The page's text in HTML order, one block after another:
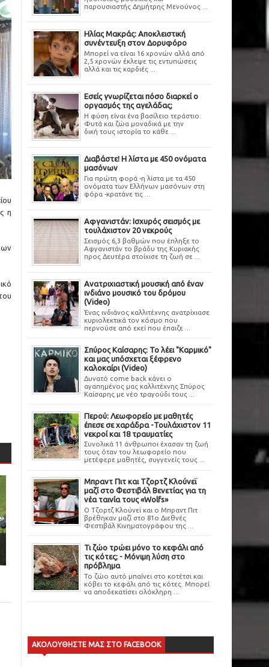
η
παρουσιαστής Δημήτρης Μενούνος ...
Ηλίας Μακράς: Αποκλειστική
συνέντευξη στον Δορυφόρο
Μπορεί να είναι 16 χρονών αλλά από
2,5 χρονών έκλεψε τις εντυπώσεις
αλλά και τις καρδιές ...
Εσείς γνωρίζεται πόσο διαρκεί ο
οργασμός της αγελάδας;
Η φύση είναι ένα βασίλειο τεράστιο.
Φυτά και ζώα μοναδικά με την
δική τους ιστορία το κάθε ...
Διαβάστε! Η λίστα με 450 ονόματα
μασόνων
Για πρώτη φορά -η λίστα με τα 450
ονόματα των Ελλήνων μασόνων στη
φόρα -κρατάνε τις ...
Αφγανιστάν: Ισχυρός σεισμός με
τουλάχιστον 20 νεκρούς
Σεισμός 6,3 βαθμών που έπληξε το
Αφγανιστάν το βράδυ της Κυριακής
προς Δευτέρα στοίχισε τη ζωή σε ...
Ανατριχιαστική μουσική από έναν
ινδιάνο μουσικό του δρόμου
(Video)
Ένας ινδιάνος καλλιτέχνης ανατρίχιασε
κυριολεκτικά τον κόσμο που
περνούσε από εκεί που έπαιζε ...
Σπύρος Καίσαρης: Το λέει "Καρμικό"
και μας υπόσχεται ξέφρενο
καλοκαίρι (Video)
Δυνατό come back κάνει ο
αγαπημένος μας καλλιτέχνης Σπύρος
Καίσαρης με νέο τραγούδι τους ...
Περού: Λεωφορείο με μαθητές
έπεσε σε χαράδρα -Τουλάχιστον 11
νεκροί και 18 τραυματίες
Συνολικά 11 άνθρωποι έχασαν τη ζωή
τους όταν του λεωφορείο που
μετέφερε μαθητές, συγγενείς τους ...
Μπραντ Πιτ και Τζορτζ Κλούνεϊ
μαζί στο Φεστιβάλ Βενετίας για τη
νέα ταινία τους «Wolfs»
Ο Τζορτζ Κλούνεϊ και ο Μπραντ Πιτ
βρέθηκαν μαζί στο 81ο Διεθνές
Φεστιβάλ Κινηματογράφου της ...
Τι ζώο τρώει μόνο το κεφάλι από
τις κότες; - Μόνιμη λύση στο
πρόβλημα
Το ζώο αυτό μπαίνει στο κοτέτσι και
κόβει το κεφάλι από τις κότες. Μπορεί
να αποδεκατίσει ολόκληρη ...
ΑΚΟΛΟΥΘΗΣΤΕ ΜΑΣ ΣΤΟ FACEBOOK